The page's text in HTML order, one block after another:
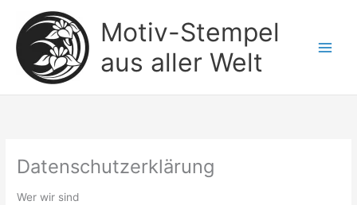
Inhalt
springen
Motiv-Stempel
aus aller Welt
Datenschutzerklärung
Wer wir sind